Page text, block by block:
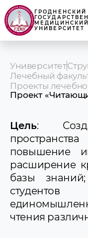
ГРОДНЕНСКИЙ
МЕДИЦИНСКИЙ
УНИВЕРСИТЕТ
Университет
Лечебный
Проекты
Проект
Школа
Проект
Волонтерское
Проект
Проект
Научный клуб
факультета
Научный клуб
факультета
Проект
Цель:
повышение
расширение
базы
чтения